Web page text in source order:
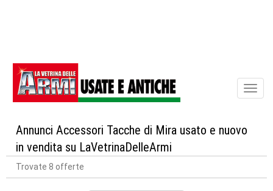
Annunci Accessori Tacche di Mira usato e nuovo
in vendita su LaVetrinaDelleArmi
Trovate 8 offerte